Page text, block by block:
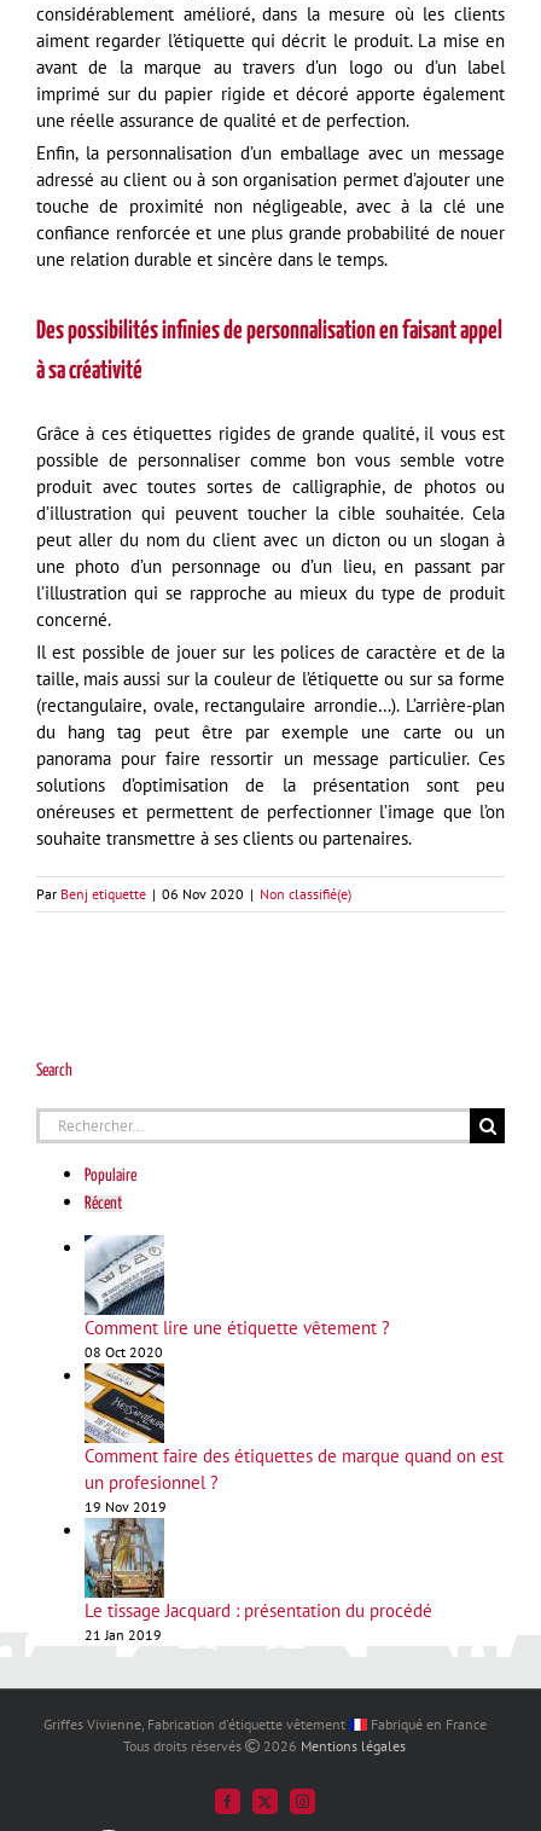
considérablement amélioré, dans la mesure où les clients
aiment regarder l’étiquette qui décrit le produit. La mise en
avant de la marque au travers d’un logo ou d’un label
imprimé sur du papier rigide et décoré apporte également
une réelle assurance de qualité et de perfection.
Enfin, la personnalisation d’un emballage avec un message
adressé au client ou à son organisation permet d’ajouter une
touche de proximité non négligeable, avec à la clé une
confiance renforcée et une plus grande probabilité de nouer
une relation durable et sincère dans le temps.
Des possibilités infinies de personnalisation en faisant appel
à sa créativité
Grâce à ces étiquettes rigides de grande qualité, il vous est
possible de personnaliser comme bon vous semble votre
produit avec toutes sortes de calligraphie, de photos ou
d’illustration qui peuvent toucher la cible souhaitée. Cela
peut aller du nom du client avec un dicton ou un slogan à
une photo d’un personnage ou d’un lieu, en passant par
l’illustration qui se rapproche au mieux du type de produit
concerné.
Il est possible de jouer sur les polices de caractère et de la
taille, mais aussi sur la couleur de l’étiquette ou sur sa forme
(rectangulaire, ovale, rectangulaire arrondie…). L’arrière-plan
du hang tag peut être par exemple une carte ou un
panorama pour faire ressortir un message particulier. Ces
solutions d’optimisation de la présentation sont peu
onéreuses et permettent de perfectionner l’image que l’on
souhaite transmettre à ses clients ou partenaires.
Par Benj etiquette | 06 Nov 2020 | Non classifié(e)
Search
Rechercher:
Populaire
Récent
Comment lire une étiquette vêtement ?
08 Oct 2020
Comment faire des étiquettes de marque quand on est
un profesionnel ?
19 Nov 2019
Le tissage Jacquard : présentation du procédé
21 Jan 2019
Griffes Vivienne, Fabrication d'étiquette vêtement
Fabriqué en France
Tous droits réservés
2026 Mentions légales
FacebookTwitterInstagram